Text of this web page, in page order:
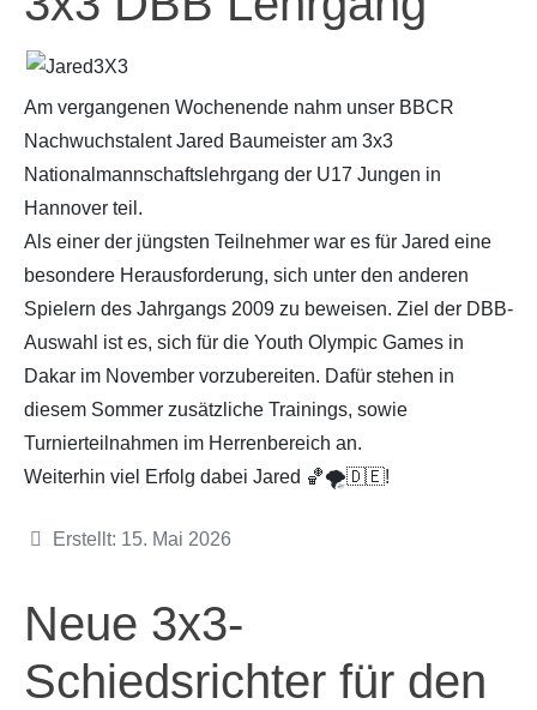
Am vergangenen Wochenende nahm unser BBCR
Nachwuchstalent Jared Baumeister am 3x3
Nationalmannschaftslehrgang der U17 Jungen in
Hannover teil.
Als einer der jüngsten Teilnehmer war es für Jared eine
besondere Herausforderung, sich unter den anderen
Spielern des Jahrgangs 2009 zu beweisen. Ziel der DBB-
Auswahl ist es, sich für die Youth Olympic Games in
Dakar im November vorzubereiten. Dafür stehen in
diesem Sommer zusätzliche Trainings, sowie
Turnierteilnahmen im Herrenbereich an.
Weiterhin viel Erfolg dabei Jared 🏀🌪️🇩🇪!
Details
Erstellt: 15. Mai 2026
Neue 3x3-
Schiedsrichter für den